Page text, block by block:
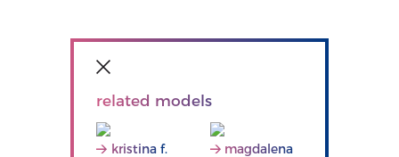
related models
kristina f.
magdalena